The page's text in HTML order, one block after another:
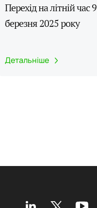
Перехід на літній час 9
березня 2025 року
Детальніше